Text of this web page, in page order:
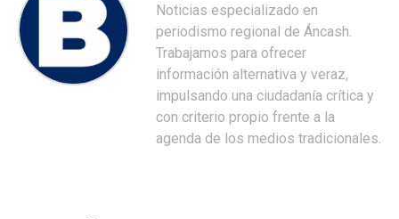
Noticias especializado en
periodismo regional de Áncash.
Trabajamos para ofrecer
información alternativa y veraz,
impulsando una ciudadanía crítica y
con criterio propio frente a la
agenda de los medios tradicionales.